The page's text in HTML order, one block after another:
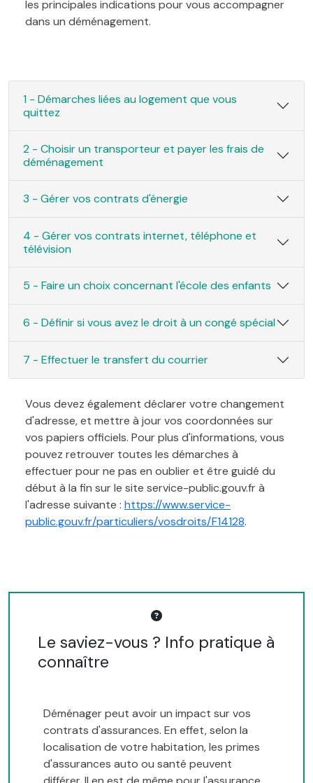
les principales indications pour vous accompagner
dans un déménagement.
1 - Démarches liées au logement que vous
quittez
2 - Choisir un transporteur et payer les frais de
déménagement
3 - Gérer vos contrats d'énergie
4 - Gérer vos contrats internet, téléphone et
télévision
5 - Faire un choix concernant l'école des enfants
6 - Définir si vous avez le droit à un congé spécial
7 - Effectuer le transfert du courrier
Vous devez également déclarer votre changement
d'adresse, et mettre à jour vos coordonnées sur
vos papiers officiels. Pour plus d'informations, vous
pouvez retrouver toutes les démarches à
effectuer pour ne pas en oublier et être guidé du
début à la fin sur le site service-public.gouv.fr à
l'adresse suivante : https://www.service-
public.gouv.fr/particuliers/vosdroits/F14128.
Le saviez-vous ? Info pratique à
connaître
Déménager peut avoir un impact sur vos
contrats d'assurances. En effet, selon la
localisation de votre habitation, les primes
d'assurances auto ou santé peuvent